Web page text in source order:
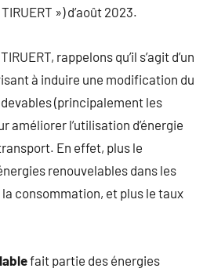
») d’août 2023.
rappelons qu’il s’agit d’un
à induire une modification du
(principalement les
améliorer l’utilisation d’énergie
En effet, plus le
renouvelables dans les
la consommation, et plus le taux
fait partie des énergies